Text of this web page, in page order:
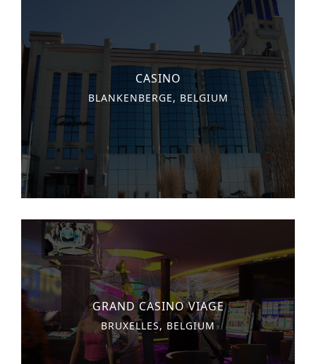
CASINO
BLANKENBERGE, BELGIUM
GRAND CASINO VIAGE
BRUXELLES, BELGIUM